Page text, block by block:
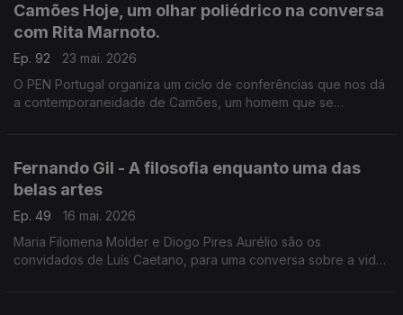
Camões Hoje, um olhar poliédrico na conversa
com Rita Marnoto.
Ep. 92
23 mai. 2026
O PEN Portugal organiza um ciclo de conferências que nos dá
a contemporaneidade de Camões, um homem que se
Fernando Gil - A filosofia enquanto uma das
belas artes
Ep. 49
16 mai. 2026
Maria Filomena Molder e Diogo Pires Aurélio são os
convidados de Luís Caetano, para uma conversa sobre a vida